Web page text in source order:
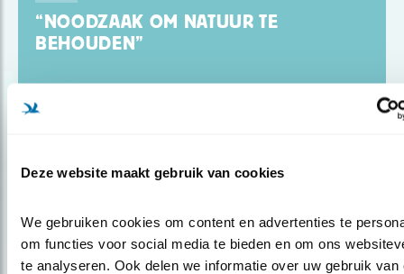
Deze website maakt gebruik van cookies
We gebruiken cookies om content en advertenties te
om functies voor social media te bieden en om ons
te analyseren. Ook delen we informatie over uw gebruik van
“NOODZAAK OM NATUUR TE
BEHOUDEN”
Door Ellis Samsom
“GEEF DE LEDEN EEN STERKE STEM IN
DE VER..